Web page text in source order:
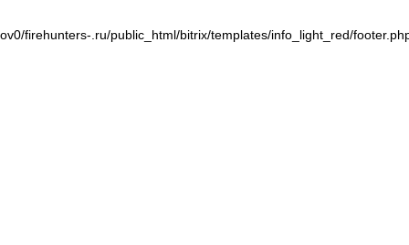
firehunters-.ru/public_html/bitrix/templates/info_light_red/